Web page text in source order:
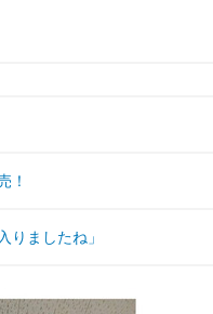
！
りましたね」